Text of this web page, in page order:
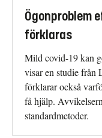
Ögonproblem
förklaras
Mild covid-19 kan
visar en studie från
förklarar också
få hjälp.
standardmetoder.